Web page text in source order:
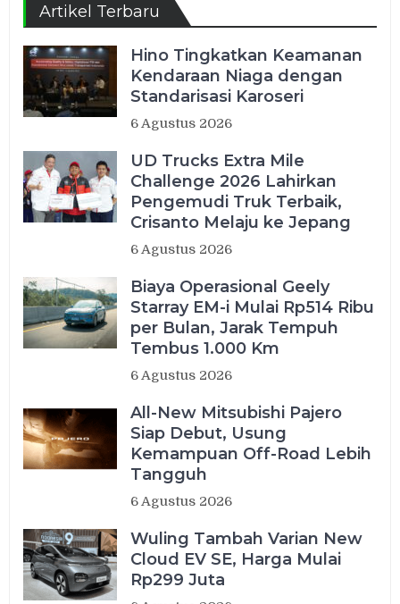
Artikel Terbaru
Hino Tingkatkan Keamanan
Kendaraan Niaga dengan
Standarisasi Karoseri
6 Agustus 2026
UD Trucks Extra Mile
Challenge 2026 Lahirkan
Pengemudi Truk Terbaik,
Crisanto Melaju ke Jepang
6 Agustus 2026
Biaya Operasional Geely
Starray EM-i Mulai Rp514 Ribu
per Bulan, Jarak Tempuh
Tembus 1.000 Km
6 Agustus 2026
All-New Mitsubishi Pajero
Siap Debut, Usung
Kemampuan Off-Road Lebih
Tangguh
6 Agustus 2026
Wuling Tambah Varian New
Cloud EV SE, Harga Mulai
Rp299 Juta